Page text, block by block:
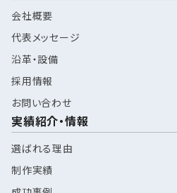
会社概要
代表メッセージ
沿革・設備
採用情報
お問い合わせ
実績紹介・情報
選ばれる理由
制作実績